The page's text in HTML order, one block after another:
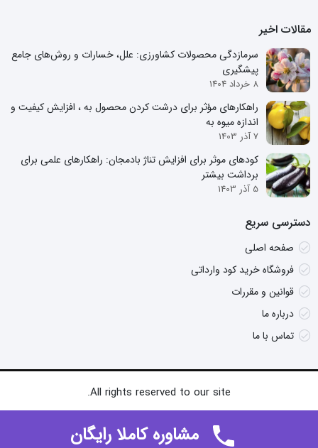
مقالات اخیر
سرمازدگی محصولات کشاورزی: علل، خسارات و روش‌های جامع
پیشگیری
8 خرداد 1404
راهکارهای مؤثر برای درشت کردن محصول به ، افزایش کیفیت و
اندازه میوه به
7 آذر 1403
کودهای موثر برای افزایش تناژ بادمجان: راهکارهای علمی برای
برداشت بیشتر
5 آذر 1403
دسترسی سریع
صفحه اصلی
فروشگاه خرید کود وارداتی
قوانین و مقررات
درباره ما
تماس با ما
All rights reserved to our site.
مشاوره کاملا رایگان